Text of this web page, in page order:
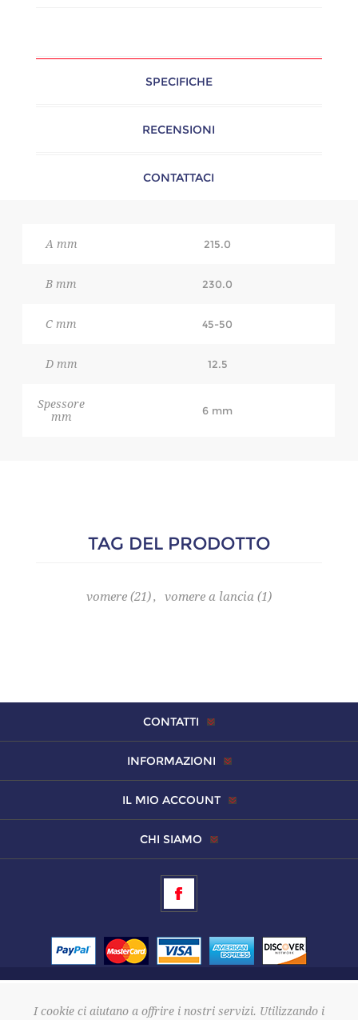
SPECIFICHE
RECENSIONI
CONTATTACI
A mm 215.0
B mm 230.0
C mm 45-50
D mm 12.5
Spessore
mm
6 mm
TAG DEL PRODOTTO
vomere (21), vomere a lancia (1)
CONTATTI
INFORMAZIONI
IL MIO ACCOUNT
CHI SIAMO
P. Iva 02886570643
I cookie ci aiutano a offrire i nostri servizi. Utilizzando i